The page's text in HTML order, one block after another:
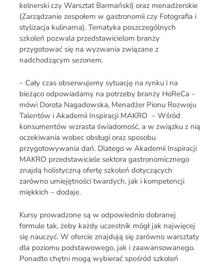
kelnerski czy Warsztat Barmański) oraz menadżerskie
(Zarządzanie zespołem w gastronomii czy Fotografia i
stylizacja kulinarna). Tematyka poszczególnych
szkoleń pozwala przedstawicielom branży
przygotować się na wyzwania związane z
nadchodzącym sezonem.
– Cały czas obserwujemy sytuację na rynku i na
bieżąco odpowiadamy na potrzeby branży HoReCa –
mówi Dorota Nagadowska, Menadżer Pionu Rozwoju
Talentów i Akademii Inspiracji MAKRO – Wśród
konsumentów wzrasta świadomość, a w związku z nią
oczekiwania wobec obsługi oraz sposobu
przygotowywania dań. Dlatego w Akademii Inspiracji
MAKRO przedstawiciele sektora gastronomicznego
znajdą holistyczną ofertę szkoleń dotyczących
zarówno umiejętności twardych, jak i kompetencji
miękkich – dodaje.
Kursy prowadzone są w odpowiednio dobranej
formule tak, żeby każdy uczestnik mógł jak najwięcej
się nauczyć. W ofercie znajdują się zarówno warsztaty
dla poziomu podstawowego, jak i zaawansowanego.
Ponadto chętni mogą wybierać spośród szkoleń